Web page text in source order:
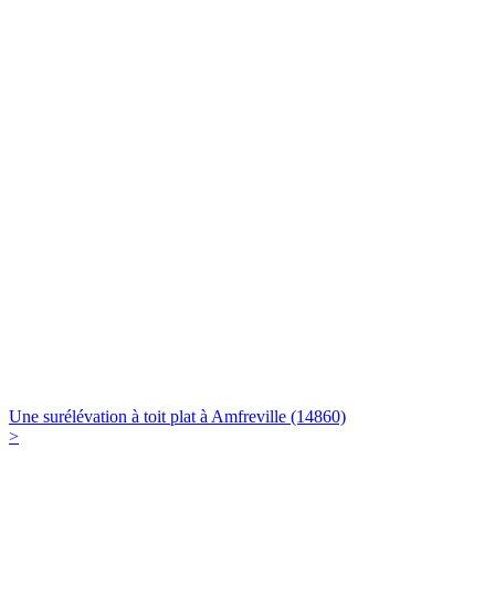
Une surélévation à toit plat à Amfreville (14860)
>